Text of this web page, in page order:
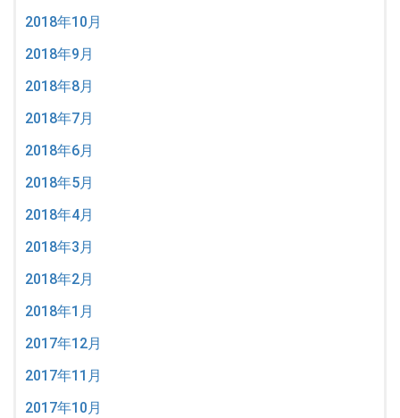
2018年10月
2018年9月
2018年8月
2018年7月
2018年6月
2018年5月
2018年4月
2018年3月
2018年2月
2018年1月
2017年12月
2017年11月
2017年10月